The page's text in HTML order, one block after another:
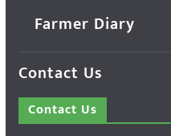
Farmer Diary
Contact Us
Contact Us